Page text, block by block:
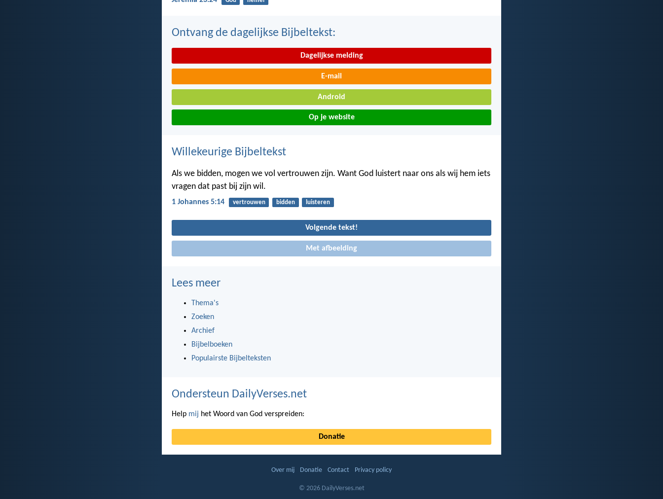
Ontvang de dagelijkse Bijbeltekst:
Dagelijkse melding
E-mail
Android
Op je website
Willekeurige Bijbeltekst
Als we bidden, mogen we vol vertrouwen zijn. Want God luistert naar ons als wij hem iets
vragen dat past bij zijn wil.
1 Johannes 5:14 vertrouwen bidden luisteren
Volgende tekst!
Met afbeelding
Lees meer
Thema's
Zoeken
Archief
Bijbelboeken
Populairste Bijbelteksten
Ondersteun DailyVerses.net
Help mij het Woord van God verspreiden:
Donatie
Over mij Donatie Contact Privacy policy
© 2026 DailyVerses.net